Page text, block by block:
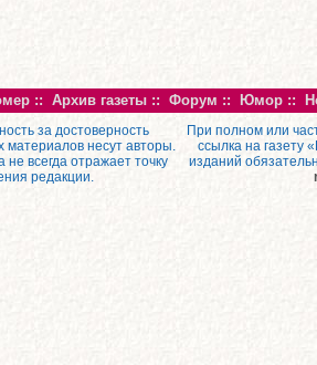
:: Архив газеты :: Форум :: Юмор ::
за достоверность
материалов несут авторы.
не всегда отражает точку
редакции.
При полном или
ссылка на газету
изданий